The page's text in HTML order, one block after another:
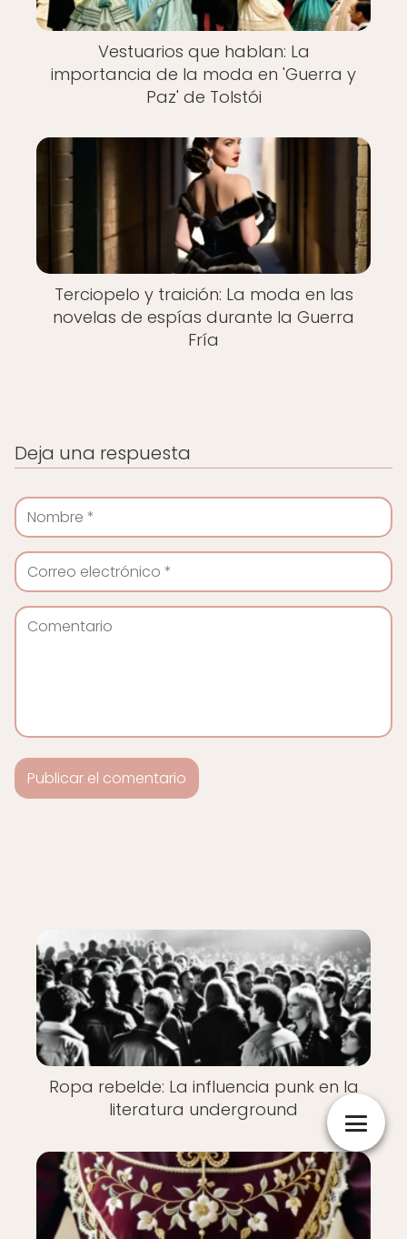
Vestuarios que hablan: La
importancia de la moda en 'Guerra y
Paz' de Tolstói
Terciopelo y traición: La moda en las
novelas de espías durante la Guerra
Fría
Deja una respuesta
Ropa rebelde: La influencia punk en la
literatura underground